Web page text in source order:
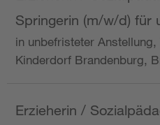
Springerin (m/w/d) für
in unbefristeter
Kinderdorf Brandenburg,
Erzieherin /